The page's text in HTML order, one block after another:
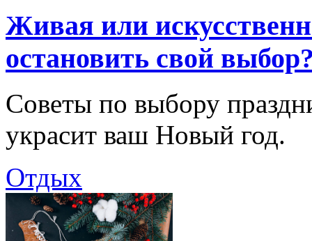
Живая или
остановить свой
Советы по выбору
украсит ваш Новый год.
Отдых